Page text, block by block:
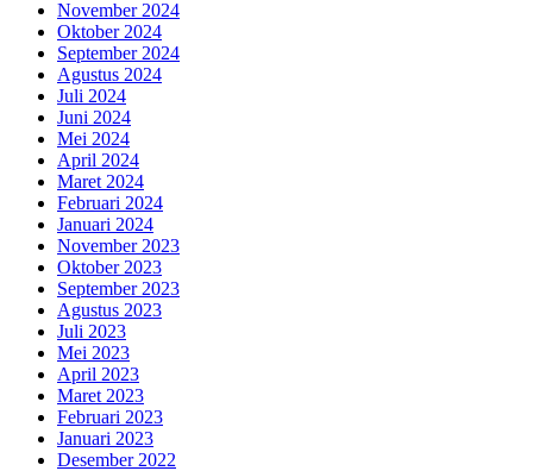
November 2024
Oktober 2024
September 2024
Agustus 2024
Juli 2024
Juni 2024
Mei 2024
April 2024
Maret 2024
Februari 2024
Januari 2024
November 2023
Oktober 2023
September 2023
Agustus 2023
Juli 2023
Mei 2023
April 2023
Maret 2023
Februari 2023
Januari 2023
Desember 2022